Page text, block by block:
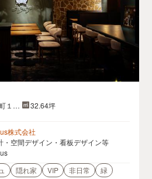
１丁
地
32.64坪
株式会社
・空間デザイン・看板デザイン等
隠れ家 VIP 非日常 緑